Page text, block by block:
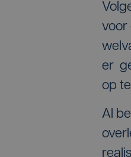
voor
er
op
Al